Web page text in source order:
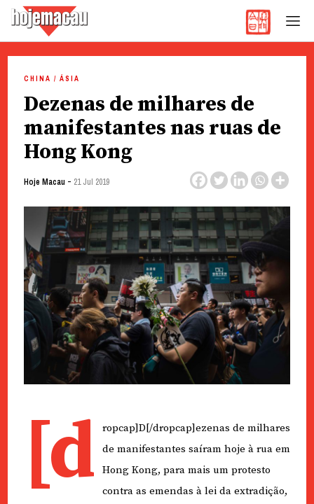
content
CHINA / ÁSIA
Dezenas de milhares de
manifestantes nas ruas de
Hong Kong
Hoje Macau - 21 Jul 2019
[d
ropcap]D[/dropcap]ezenas de milhares
de manifestantes saíram hoje à rua em
Hong Kong, para mais um protesto
contra as emendas à lei da extradição,